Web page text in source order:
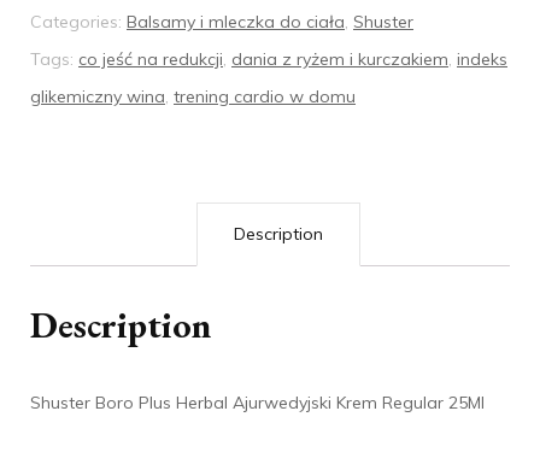
Categories: Balsamy i mleczka do ciała Shuster
Tags: co jeść na redukcji dania z ryżem i kurczakiem indeks
glikemiczny wina trening cardio w domu
Description
Description
Shuster Boro Plus Herbal Ajurwedyjski Krem Regular 25Ml